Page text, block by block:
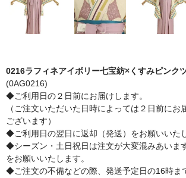
0216ラフィネアイボリー七宝紡×くすみピンク
(0AG0216)
◆ご利用日の２日前にお届けします。
（ご注文いただいた日時によっては２日前にお
ございます）
◆ご利用日の翌日に返却（発送）をお願いいた
◆シーズン・土日祝日は注文が大変混みあいま
をお願いいたします。
◆ご注文の不備などの際、発送予定日の16時ま